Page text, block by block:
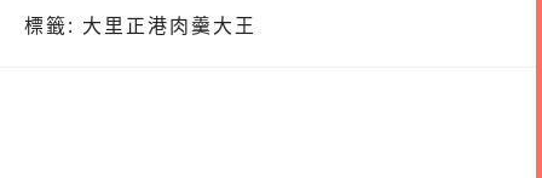
標籤: 大里正港肉羹大王